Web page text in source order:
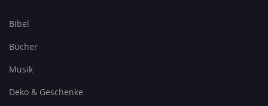
Bibel
Bücher
Musik
Deko & Geschenke